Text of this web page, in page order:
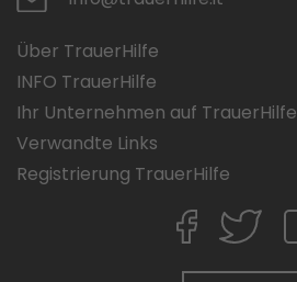
Über TrauerHilfe
INFO TrauerHilfe
Ihr Unternehmen auf TrauerHilfe
Verwandte Links
Registrierung TrauerHilfe